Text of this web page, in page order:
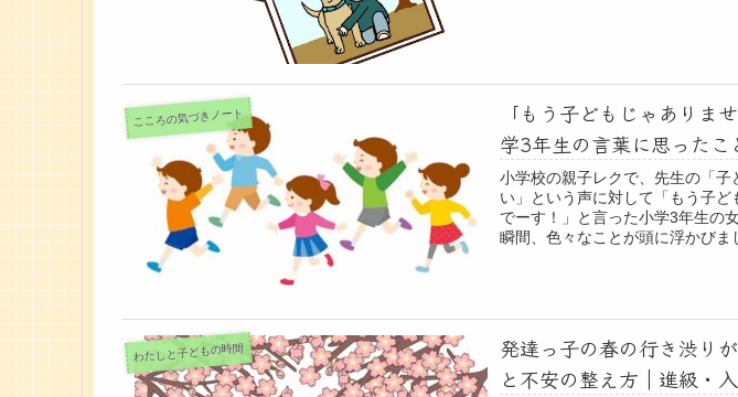
こころの気づきノート
「もう子どもじゃありま
学3年生の言葉に思ったこ
小学校の親子レクで、先生の「子
い」という声に対して「もう子ど
でーす！」と言った小学3年生の
瞬間、色々なことが頭に浮かびま
わたしと子どもの時間
発達っ子の春の行き渋り
と不安の整え方｜進級・